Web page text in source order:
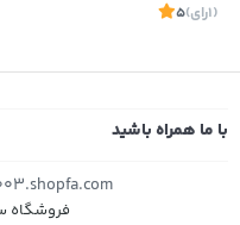
(1 رای)
5
با ما همراه باشید
فروشگاه